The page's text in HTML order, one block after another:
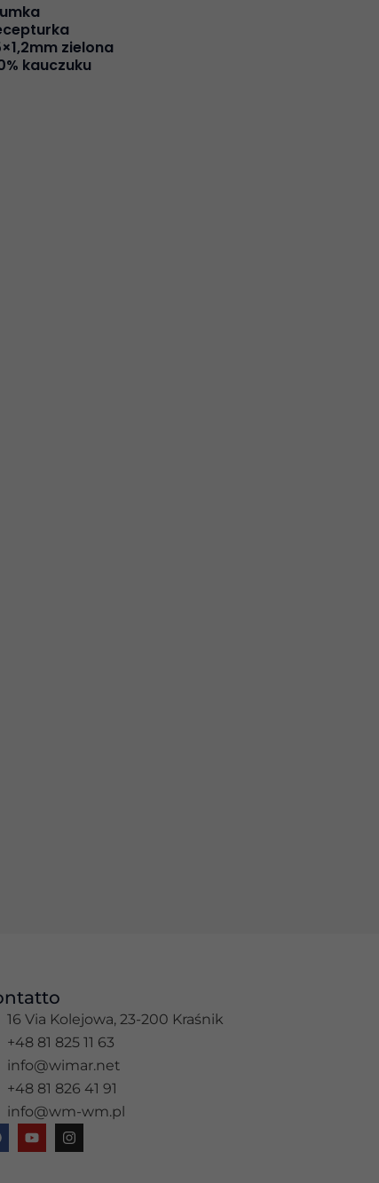
zielona
kauczuku
16 Via Kolejowa, 23-200 Kraśnik
+48 81 825 11 63
info@wimar.net
+48 81 826 41 91
info@wm-wm.pl
Y
o
u
I
n
s